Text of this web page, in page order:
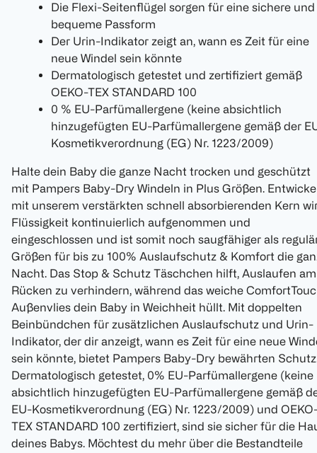
Die Flexi-Seitenflügel sorgen für eine sichere und
bequeme Passform
Der Urin-Indikator zeigt an, wann es Zeit für eine
neue Windel sein könnte
Dermatologisch getestet und zertifiziert gemäß
OEKO-TEX STANDARD 100
0 % EU-Parfümallergene (keine absichtlich
hinzugefügten EU-Parfümallergene gemäß der
Kosmetikverordnung (EG) Nr. 1223/2009)
Halte dein Baby die ganze Nacht trocken und geschützt
mit Pampers Baby-Dry Windeln in Plus Größen.
mit unserem verstärkten schnell absorbierenden Kern
Flüssigkeit kontinuierlich aufgenommen und
eingeschlossen und ist somit noch saugfähiger als
Größen für bis zu 100% Auslaufschutz & Komfort die
Nacht. Das Stop & Schutz Täschchen hilft, Auslaufen am
Rücken zu verhindern, während das weiche
Außenvlies dein Baby in Weichheit hüllt. Mit doppelten
Beinbündchen für zusätzlichen Auslaufschutz und Urin-
Indikator, der dir anzeigt, wann es Zeit für eine neue
sein könnte, bietet Pampers Baby-Dry bewährten
Dermatologisch getestet, 0% EU-Parfümallergene (keine
absichtlich hinzugefügten EU-Parfümallergene gemäß
EU-Kosmetikverordnung (EG) Nr. 1223/2009) und
TEX STANDARD 100 zertifiziert, sind sie sicher für die
deines Babys. Möchtest du mehr über die Bestandteile